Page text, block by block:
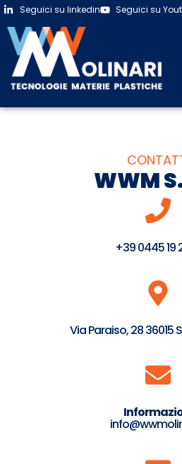
Seguici su linkedin Seguici su
WWM
+39 0445 19
Via Paraiso, 28 36015